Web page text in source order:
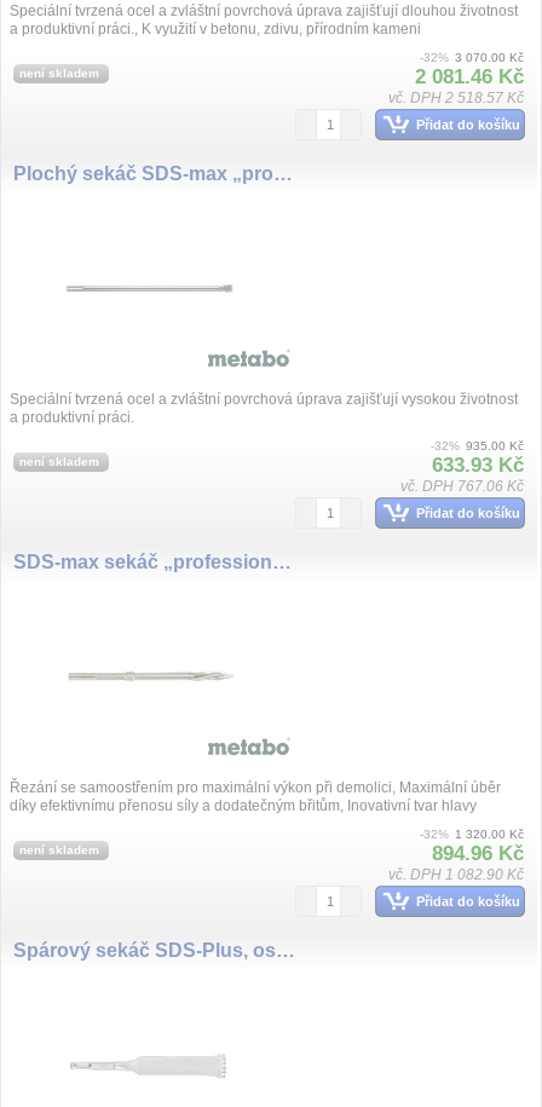
Speciální tvrzená ocel a zvláštní povrchová úprava zajišťují dlouhou životnost
a produktivní práci., K využití v betonu, zdivu, přírodním kameni
není skladem
-32% 3 070.00 Kč
2 081.46 Kč
vč. DPH 2 518.57 Kč
Přidat do košíku
Plochý sekáč SDS-max „professional“ 600 mm
Speciální tvrzená ocel a zvláštní povrchová úprava zajišťují vysokou životnost
a produktivní práci.
není skladem
-32% 935.00 Kč
633.93 Kč
vč. DPH 767.06 Kč
Přidat do košíku
SDS-max sekáč „professional premium“ 400 mm
Řezání se samoostřením pro maximální výkon při demolici, Maximální úběr
díky efektivnímu přenosu síly a dodatečným břitům, Inovativní tvar hlavy
není skladem
-32% 1 320.00 Kč
894.96 Kč
vč. DPH 1 082.90 Kč
Přidat do košíku
Spárový sekáč SDS-Plus, osazený tvrdokovem, 200 mm